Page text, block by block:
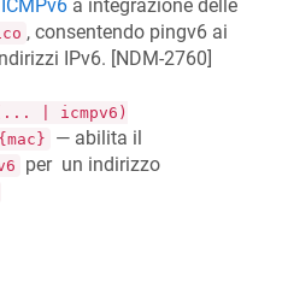
ICMPv6 a integrazione delle
, consentendo pingv6 ai
IPv6. [NDM-2760]
| icmpv6)
— abilita il
per un indirizzo